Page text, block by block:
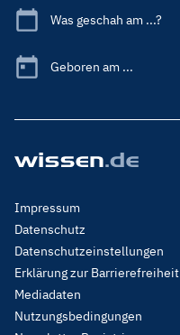
Was geschah am ...?
Geboren am ...
Footer
Menu
Legal
Impressum
Datenschutz
Datenschutzeinstellungen
Erklärung zur Barrierefreiheit
Mediadaten
Nutzungsbedingungen